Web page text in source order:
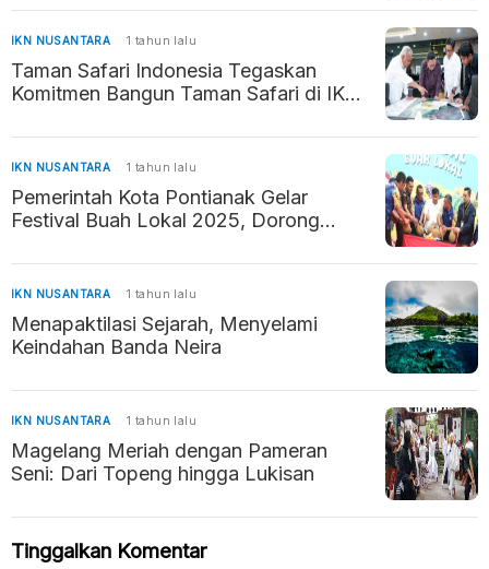
IKN NUSANTARA 1 tahun lalu
Taman Safari Indonesia Tegaskan
Komitmen Bangun Taman Safari di IKN
IKN NUSANTARA 1 tahun lalu
Pemerintah Kota Pontianak Gelar
Festival Buah Lokal 2025, Dorong
IKN NUSANTARA 1 tahun lalu
Menapaktilasi Sejarah, Menyelami
Keindahan Banda Neira
IKN NUSANTARA 1 tahun lalu
Magelang Meriah dengan Pameran
Seni: Dari Topeng hingga Lukisan
Tinggalkan Komentar